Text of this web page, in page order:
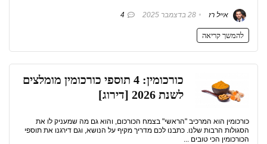
אייל רז 28 בדצמבר 2025 4
להמשך קריאה
כורכומין: 4 תוספי כורכומין מומלצים
לשנת 2026 [דירוג]
כורכומין הוא המרכיב "הראשי" בצמח הכורכום, והוא גם מה שמעניק לו את
הסגולות הרבות שלנו. כתבנו לכם מדריך מקיף על הנושא, וגם דירגנו את תוספי
הכורכומין הכי טובים ...